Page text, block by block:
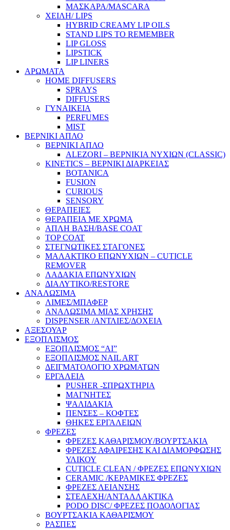
ΜΑΣΚΑΡΑ/MASCARA
ΧΕΙΛΗ/ LIPS
HYBRID CREAMY LIP OILS
STAND LIPS TO REMEMBER
LIP GLOSS
LIPSTICK
LIP LINERS
ΑΡΩΜΑΤΑ
HOME DIFFUSERS
SPRAYS
DIFFUSERS
ΓΥΝΑΙΚΕΙΑ
PERFUMES
MIST
ΒΕΡΝΙΚΙ ΑΠΛΟ
ΒΕΡΝΙΚΙ ΑΠΛΟ
ALEZORI – ΒΕΡΝΙΚΙΑ ΝΥΧΙΩΝ (CLASSIC)
KINETICS – ΒΕΡΝΙΚΙ ΔΙΑΡΚΕΙΑΣ
BOTANICA
FUSION
CURIOUS
SENSORY
ΘΕΡΑΠΕΙΕΣ
ΘΕΡΑΠΕΙΑ ΜΕ ΧΡΩΜΑ
ΑΠΛΗ ΒΑΣΗ/BASE COAT
TOP COAT
ΣΤΕΓΝΩΤΙΚΕΣ ΣΤΑΓΟΝΕΣ
ΜΑΛΑΚΤΙΚΟ ΕΠΩΝΥΧΙΩΝ – CUTICLE
REMOVER
ΛΑΔΑΚΙΑ ΕΠΩΝΥΧΙΩΝ
ΔΙΑΛΥΤΙΚΟ/RESTORE
ΑΝΑΛΩΣΙΜΑ
ΛΙΜΕΣ/ΜΠΑΦΕΡ
ΑΝΑΛΩΣΙΜΑ ΜΙΑΣ ΧΡΗΣΗΣ
DISPENSER /ΑΝΤΛΙΕΣ/ΔΟΧΕΙΑ
ΑΞΕΣΟΥΑΡ
ΕΞΟΠΛΙΣΜΟΣ
ΕΞΟΠΛΙΣΜΟΣ “AI”
ΕΞΟΠΛΙΣΜΟΣ NAIL ART
ΔΕΙΓΜΑΤΟΛΟΓΙΟ ΧΡΩΜΑΤΩΝ
ΕΡΓΑΛΕΙΑ
PUSHER -ΣΠΡΩΧΤΗΡΙΑ
ΜΑΓΝΗΤΕΣ
ΨΑΛΙΔΑΚΙΑ
ΠΕΝΣΕΣ – ΚΟΦΤΕΣ
ΘΗΚΕΣ ΕΡΓΑΛΕΙΩΝ
ΦΡΕΖΕΣ
ΦΡΕΖΕΣ ΚΑΘΑΡΙΣΜΟΥ/ΒΟΥΡΤΣΑΚΙΑ
ΦΡΕΖΕΣ ΑΦΑΙΡΕΣΗΣ ΚΑΙ ΔΙΑΜΟΡΦΩΣΗΣ
ΥΛΙΚΟΥ
CUTICLE CLEAN / ΦΡΕΖΕΣ ΕΠΩΝΥΧΙΩΝ
CERAMIC /ΚΕΡΑΜΙΚΕΣ ΦΡΕΖΕΣ
ΦΡΕΖΕΣ ΛΕΙΑΝΣΗΣ
ΣΤΕΛΕΧΗ/ΑΝΤΑΛΛΑΚΤΙΚΑ
PODO DISC/ ΦΡΕΖΕΣ ΠΟΔΟΛΟΓΙΑΣ
ΒΟΥΡΤΣΑΚΙΑ ΚΑΘΑΡΙΣΜΟΥ
ΡΑΣΠΕΣ